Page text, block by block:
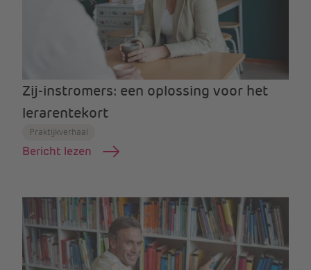
Zij-instromers: een oplossing voor het
lerarentekort
Praktijkverhaal
Bericht lezen